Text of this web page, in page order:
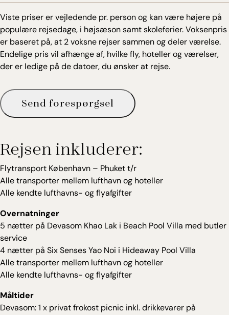
Viste priser er vejledende pr. person og kan være højere på
populære rejsedage, i højsæson samt skoleferier. Voksenpris
er baseret på, at 2 voksne rejser sammen og deler værelse.
Endelige pris vil afhænge af, hvilke fly, hoteller og værelser,
der er ledige på de datoer, du ønsker at rejse.
Send forespørgsel
Rejsen inkluderer:
Flytransport København – Phuket t/r
Alle transporter mellem lufthavn og hoteller
Alle kendte lufthavns- og flyafgifter
Overnatninger
5 nætter på Devasom Khao Lak i Beach Pool Villa med butler
service
4 nætter på Six Senses Yao Noi i Hideaway Pool Villa
Alle transporter mellem lufthavn og hoteller
Alle kendte lufthavns- og flyafgifter
Måltider
Devasom: 1 x privat frokost picnic inkl. drikkevarer på